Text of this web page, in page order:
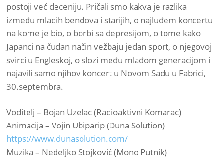
postoji već deceniju. Pričali smo kakva je razlika
između mladih bendova i starijih, o najluđem koncertu
na kome je bio, o borbi sa depresijom, o tome kako
Japanci na čudan način vežbaju jedan sport, o njegovoj
svirci u Engleskoj, o slozi među mlađom generacijom i
najavili samo njihov koncert u Novom Sadu u Fabrici,
30.septembra.
Voditelj – Bojan Uzelac (Radioaktivni Komarac)
Animacija – Vojin Ubiparip (Duna Solution)
https://www.dunasolution.com/
Muzika – Nedeljko Stojković (Mono Putnik)